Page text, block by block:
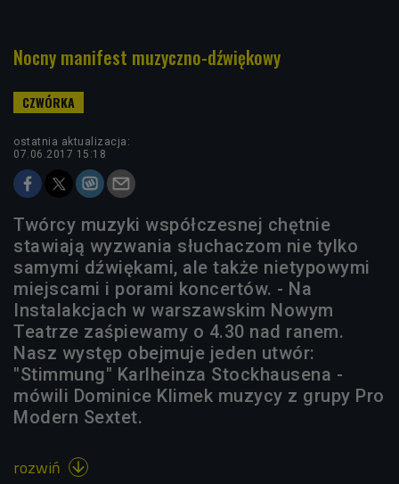
Nocny manifest muzyczno-dźwiękowy
ostatnia aktualizacja:
07.06.2017 15:18
Twórcy muzyki współczesnej chętnie
stawiają wyzwania słuchaczom nie tylko
samymi dźwiękami, ale także nietypowymi
miejscami i porami koncertów. - Na
Instalakcjach w warszawskim Nowym
Teatrze zaśpiewamy o 4.30 nad ranem.
Nasz występ obejmuje jeden utwór:
"Stimmung" Karlheinza Stockhausena -
mówili Dominice Klimek muzycy z grupy Pro
Modern Sextet.
rozwiń 